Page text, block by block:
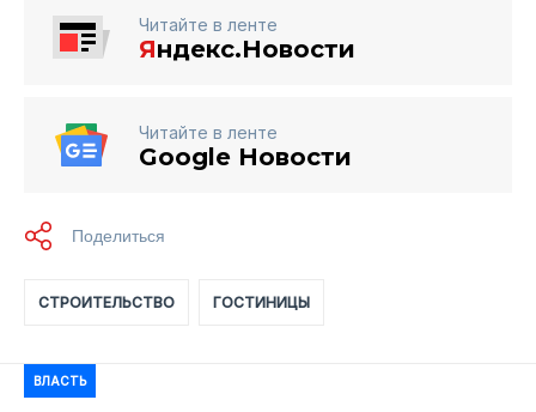
Читайте в ленте
Яндекс.Новости
Читайте в ленте
Google Новости
СТРОИТЕЛЬСТВО ГОСТИНИЦЫ
ВЛАСТЬ